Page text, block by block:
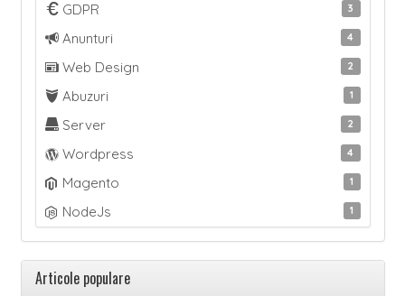
3
GDPR
4
Anunturi
2
Web Design
1
Abuzuri
2
Server
4
Wordpress
1
Magento
1
NodeJs
Articole populare